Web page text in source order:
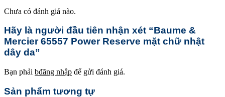
Chưa có đánh giá nào.
Hãy là người đầu tiên nhận xét “Baume &
Mercier 65557 Power Reserve mặt chữ nhật
dây da”
Bạn phải bđăng nhập để gửi đánh giá.
Sản phẩm tương tự